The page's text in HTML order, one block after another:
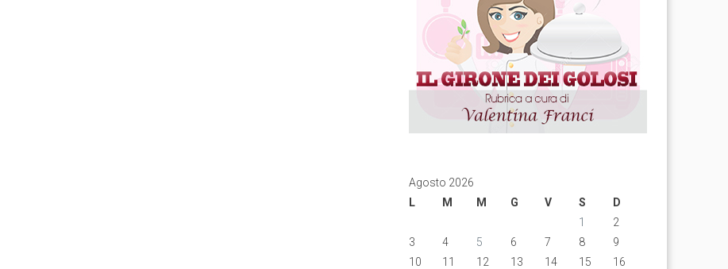
Agosto 2026
L
M M G V S
D
1
2
3
4 5 6 7 8
9
10
11 12 13 14 15
16